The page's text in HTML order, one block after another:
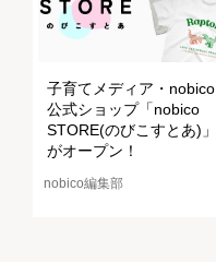
子育てメディア・nobico
公式ショップ「nobico
STORE(のびこすとあ)」
がオープン！
nobico編集部